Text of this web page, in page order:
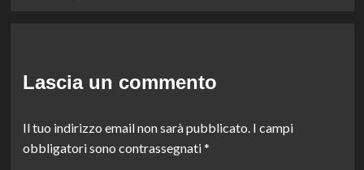
Lascia un commento
Il tuo indirizzo email non sarà pubblicato. I campi
obbligatori sono contrassegnati*